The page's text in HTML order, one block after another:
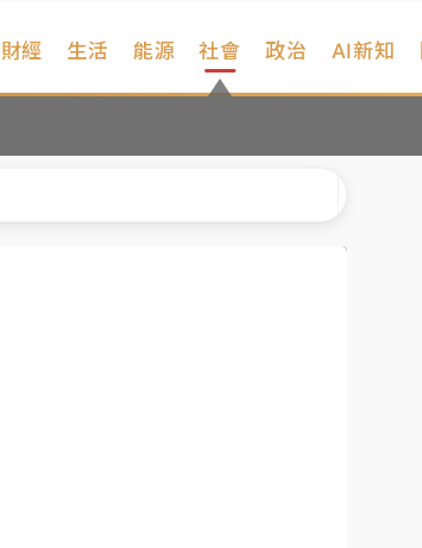
財經 生活 能源 社會 政治 AI新知